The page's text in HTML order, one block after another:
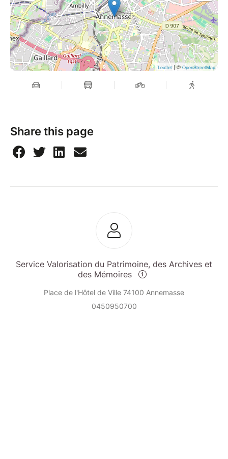
Leaflet | © OpenStreetMap
Share this page
Service Valorisation du Patrimoine, des Archives et
des Mémoires
Place de l'Hôtel de Ville 74100 Annemasse
0450950700